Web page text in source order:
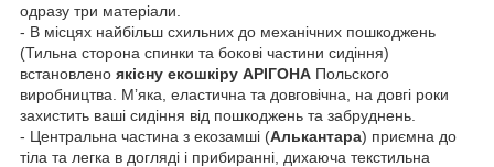
одразу три матеріали.
- В місцях найбільш схильних до механічних пошкоджень
(Тильна сторона спинки та бокові частини сидіння)
встановлено якісну екошкіру АРІГОНА Польского
виробництва. Мʼяка, еластична та довговічна, на довгі роки
захистить ваші сидіння від пошкоджень та забруднень.
- Центральна частина з екозамші (Алькантара) приємна до
тіла та легка в догляді і прибиранні, дихаюча текстильна